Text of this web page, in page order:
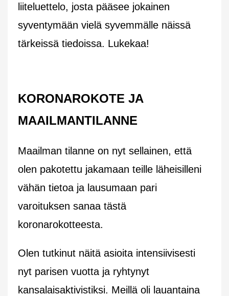
liiteluettelo, josta pääsee jokainen
syventymään vielä syvemmälle näissä
tärkeissä tiedoissa. Lukekaa!
KORONAROKOTE JA
MAAILMANTILANNE
Maailman tilanne on nyt sellainen, että
olen pakotettu jakamaan teille läheisilleni
vähän tietoa ja lausumaan pari
varoituksen sanaa tästä
koronarokotteesta.
Olen tutkinut näitä asioita intensiivisesti
nyt parisen vuotta ja ryhtynyt
kansalaisaktivistiksi. Meillä oli lauantaina